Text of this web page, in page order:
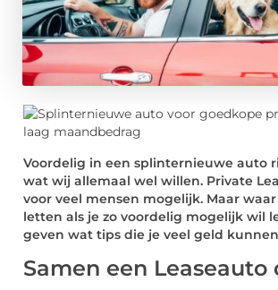
Voordelig in een splinternieuwe auto
wat wij allemaal wel willen. Private
voor veel mensen mogelijk. Maar
letten als je zo voordelig mogelijk wil
geven wat tips die je veel geld
Samen een Leaseauto